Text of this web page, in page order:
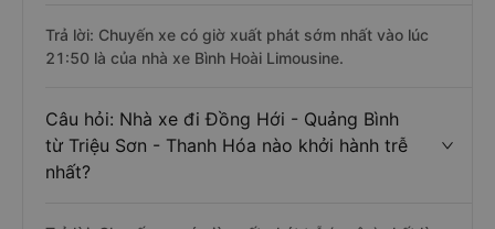
Trả lời: Chuyến xe có giờ xuất phát sớm nhất vào lúc
21:50 là của nhà xe Bình Hoài Limousine.
Câu hỏi: Nhà xe đi Đồng Hới - Quảng Bình
từ Triệu Sơn - Thanh Hóa nào khởi hành trễ
nhất?